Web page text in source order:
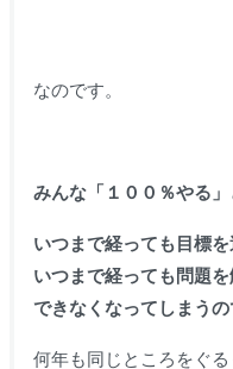
なのです。
みんな「１００％やる
いつまで経っても目標を
いつまで経っても問題
できなくなってしまうの
何年も同じところをぐる